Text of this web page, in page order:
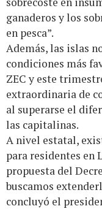
ganaderos y los
en pesca”.
Además, las islas
condiciones más
ZEC y este
extraordinaria de
al superarse el
las capitalinas.
A nivel estatal,
para residentes en
propuesta del
buscamos
concluyó el